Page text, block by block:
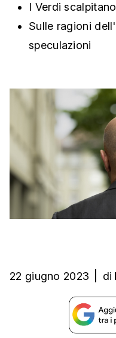
I Verdi scalpitano
Sulle ragioni
speculazioni
22 giugno 2023 di